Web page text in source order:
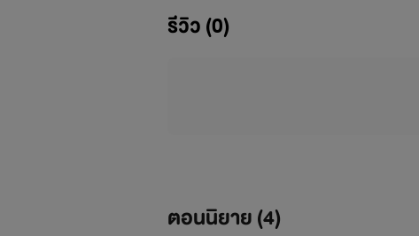
ครั้งนี้โชคชะตาหวนกลับมากลั่นแกล้งเธออีกค
รีวิว (0)
ตอนนิยาย (4)